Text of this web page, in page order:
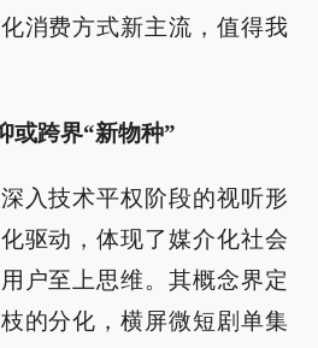
消费方式新主流，值得我
或跨界“新物种”
入技术平权阶段的视听形
驱动，体现了媒介化社会
户至上思维。其概念界定
的分化，横屏微短剧单集